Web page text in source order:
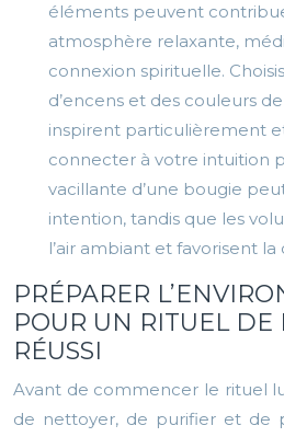
éléments peuvent
atmosphère relaxante,
connexion spirituelle.
d’encens et des couleurs
inspirent particulièrement
connecter à votre intuition
vacillante d’une bougie
intention, tandis que les
l’air ambiant et favorisent
PRÉPARER
POUR UN RITUEL
RÉUSSI
Avant de commencer le rituel
de nettoyer, de purifier et de